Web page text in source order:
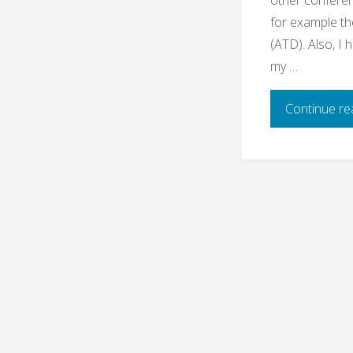
for example
(ATD). Also, I
my …
Continue